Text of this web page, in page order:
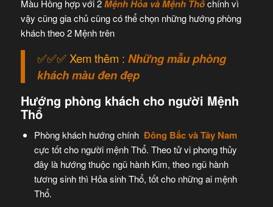
Màu Hồng hợp với 2Mệnh Hỏa và Mệnh Thổchính vì
vậy cũng gia chủ cũng có thể chọn những hướng phòng
khách theo 2 Mệnh trên
✅✅✅ Xem thêm : Những mẫu phòng
khách màu đen đẹp
Hướng phòng khách cho người Mệnh
Thổ
Phòng khách hướng chính Đông Bắc và Tây Nam
cực tốt cho người mệnh Thổ. Theo tử vi phong thủy
đây là hướng thuộc ngũ hành Kim, theo ngũ hành
tương sinh thì Hỏa sinh Thổ, tốt cho những ai mệnh
Thổ.